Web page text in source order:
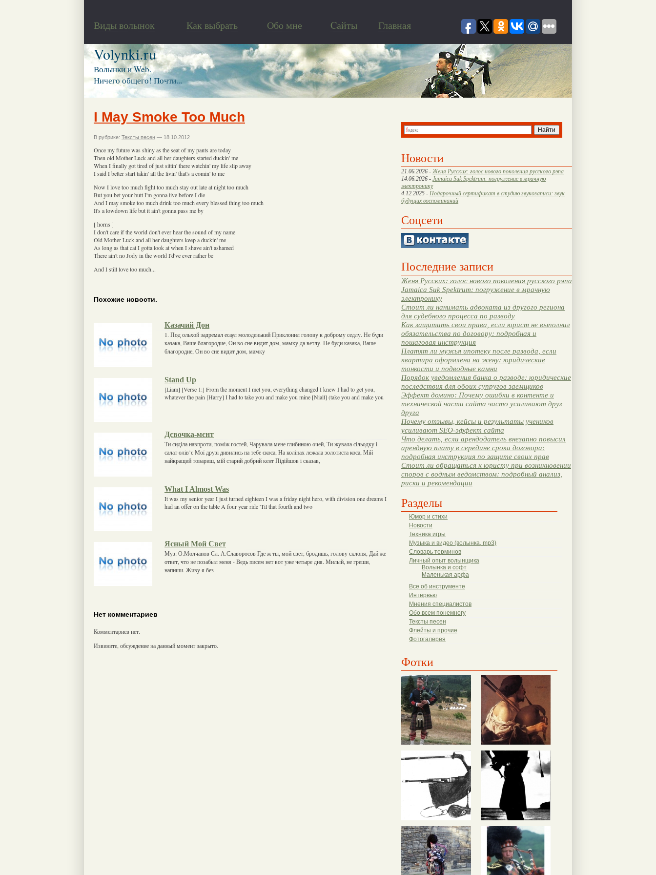
Виды волынок Как выбрать Обо мне Cайты Главная
Volynki.ru
Волынки и Web.
Ничего общего! Почти...
Новости
21.06.2026 - Женя Русских: голос нового поколения русского рэпа
14.06.2026 - Jamaica Suk Spektrum: погружение в мрачную
электронику
4.12.2025 - Подарочный сертификат в студию звукозаписи: звук
будущих воспоминаний
Соцсети
Последние записи
Женя Русских: голос нового поколения русского рэпа
Jamaica Suk Spektrum: погружение в мрачную
электронику
Стоит ли нанимать адвоката из другого региона
для судебного процесса по разводу
Как защитить свои права, если юрист не выполнил
обязательства по договору: подробная и
пошаговая инструкция
Платят ли мужья ипотеку после развода, если
квартира оформлена на жену: юридические
тонкости и подводные камни
Порядок уведомления банка о разводе: юридические
последствия для обоих супругов заемщиков
Эффект домино: Почему ошибки в контенте и
технической части сайта часто усиливают друг
друга
Почему отзывы, кейсы и результаты учеников
усиливают SEO-эффект сайта
Что делать, если арендодатель внезапно повысил
арендную плату в середине срока договора:
подробная инструкция по защите своих прав
Стоит ли обращаться к юристу при возникновении
споров с водным ведомством: подробный анализ,
риски и рекомендации
Разделы
Юмор и стихи
Новости
Техника игры
Музыка и видео (волынка, mp3)
Словарь терминов
Личный опыт волынщика
Волынка и софт
Маленькая арфа
Все об инструменте
Интервью
Мнения специалистов
Обо всем понемногу
Тексты песен
Флейты и прочие
Фотогалерея
Фотки
I May Smoke Too Much
В рубрике: Тексты песен — 18.10.2012
Once my future was shiny as the seat of my pants are today
Then old Mother Luck and all her daughters started duckin' me
When I finally got tired of just sittin' there watchin' my life slip away
I said I better start takin' all the livin' that's a comin' to me
Now I love too much fight too much stay out late at night too much
But you bet your butt I'm gonna live before I die
And I may smoke too much drink too much every blessed thing too much
It's a lowdown life but it ain't gonna pass me by
[ horns ]
I don't care if the world don't ever hear the sound of my name
Old Mother Luck and all her daughters keep a duckin' me
As long as that cat I gotta look at when I shave ain't ashamed
There ain't no Jody in the world I'd've ever rather be
And I still love too much...
Похожие новости.
Казачий Дон
1. Под ольхой задремал есаул молоденький Приклонил голову к доброму седлу. Не буди
казака, Ваше благородие, Он во сне видит дом, мамку да ветлу. Не буди казака, Ваше
благородие, Он во сне видит дом, мамку
Stand Up
[Liam] [Verse 1:] From the moment I met you, everything changed I knew I had to get you,
whatever the pain [Harry] I had to take you and make you mine [Niall] (take you and make you
Дєвочка-мєнт
Ти сиділа навпроти, поміж гостей, Чарувала мене глибиною очей, Ти жувала сільодку і
салат олів’є Мої друзі дивились на тебе скоса, На колінах лежала золотиста коса, Мій
найкращий товариш, мій старий добрий кент Підійшов і сказав,
What I Almost Was
It was my senior year I just turned eighteen I was a friday night hero, with division one dreams I
had an offer on the table A four year ride 'Til that fourth and two
Ясный Мой Свет
Муз: О.Молчанов Сл. А.Славоросов Где ж ты, мой свет, бродишь, голову склоня, Дай же
ответ, что не позабыл меня - Ведь писем нет вот уже четыре дня. Милый, не греши,
напиши. Живу я без
Нет комментариев
Комментариев нет.
Извините, обсуждение на данный момент закрыто.